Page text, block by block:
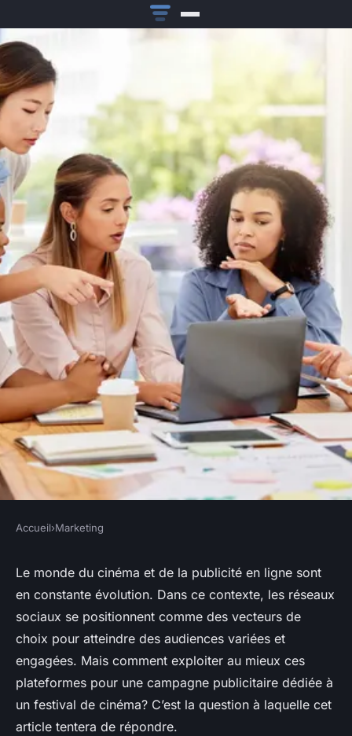
Comment utiliser les données
des réseaux sociaux pour
affiner le ciblage d'une
campagne de publicité en
ligne pour un festival de
cinéma?
Accueil›Marketing
Le monde du cinéma et de la publicité en ligne sont
en constante évolution. Dans ce contexte, les réseaux
sociaux se positionnent comme des vecteurs de
choix pour atteindre des audiences variées et
engagées. Mais comment exploiter au mieux ces
plateformes pour une campagne publicitaire dédiée à
un festival de cinéma? C’est la question à laquelle cet
article tentera de répondre.